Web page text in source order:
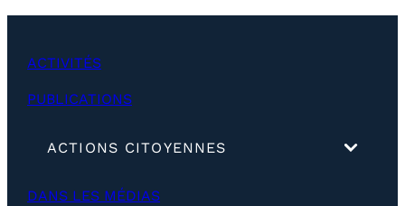
ACTIVITÉS
PUBLICATIONS
ACTIONS CITOYENNES
DANS LES MÉDIAS